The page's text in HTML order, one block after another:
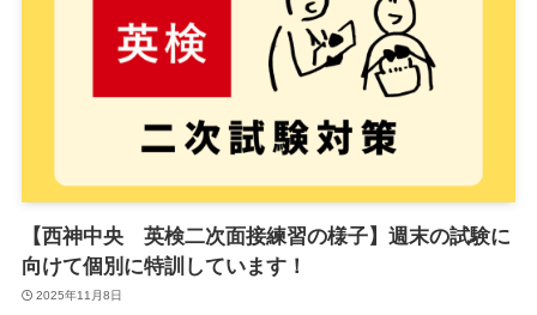
【西神中央 英検二次面接練習の様子】週末の試験に
向けて個別に特訓しています！
2025年11月8日